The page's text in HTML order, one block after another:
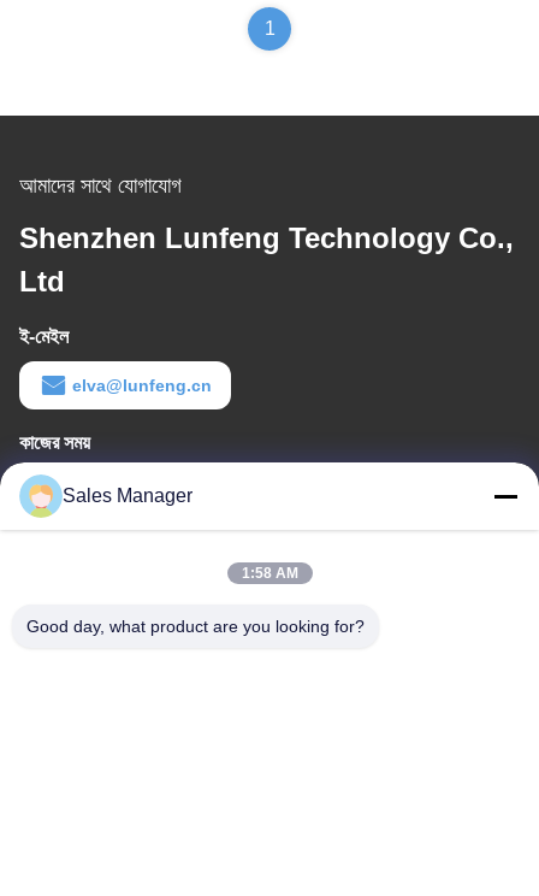
1
আমাদের সাথে যোগাযোগ
Shenzhen Lunfeng Technology Co.,
Ltd
ই-মেইল
elva@lunfeng.cn
কাজের সময়
8:00-24:00
আমাদের ঠিকানা
জেলা, Shenzhen, Guangdong, China
Sales Manager
1:58 AM
Good day, what product are you looking for?